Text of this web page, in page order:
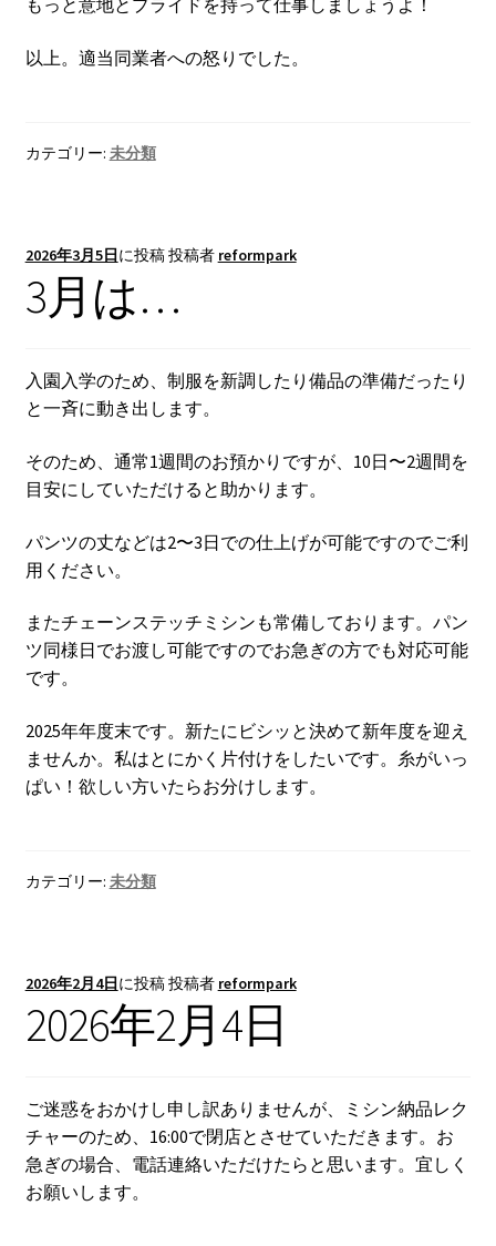
以上。適当同業者への怒りでした。
カテゴリー: 未分類
2026年3月5日に投稿投稿者 reformpark
3月は…
入園入学のため、制服を新調したり備品の準備だったり
と一斉に動き出します。
そのため、通常1週間のお預かりですが、10日〜2週間を
目安にしていただけると助かります。
パンツの丈などは2〜3日での仕上げが可能ですのでご利
用ください。
またチェーンステッチミシンも常備しております。パン
ツ同様日でお渡し可能ですのでお急ぎの方でも対応可能
です。
2025年年度末です。新たにビシッと決めて新年度を迎え
ませんか。私はとにかく片付けをしたいです。糸がいっ
ぱい！欲しい方いたらお分けします。
カテゴリー: 未分類
2026年2月4日に投稿投稿者 reformpark
2026年2月4日
ご迷惑をおかけし申し訳ありませんが、ミシン納品レク
チャーのため、16:00で閉店とさせていただきます。お
急ぎの場合、電話連絡いただけたらと思います。宜しく
お願いします。